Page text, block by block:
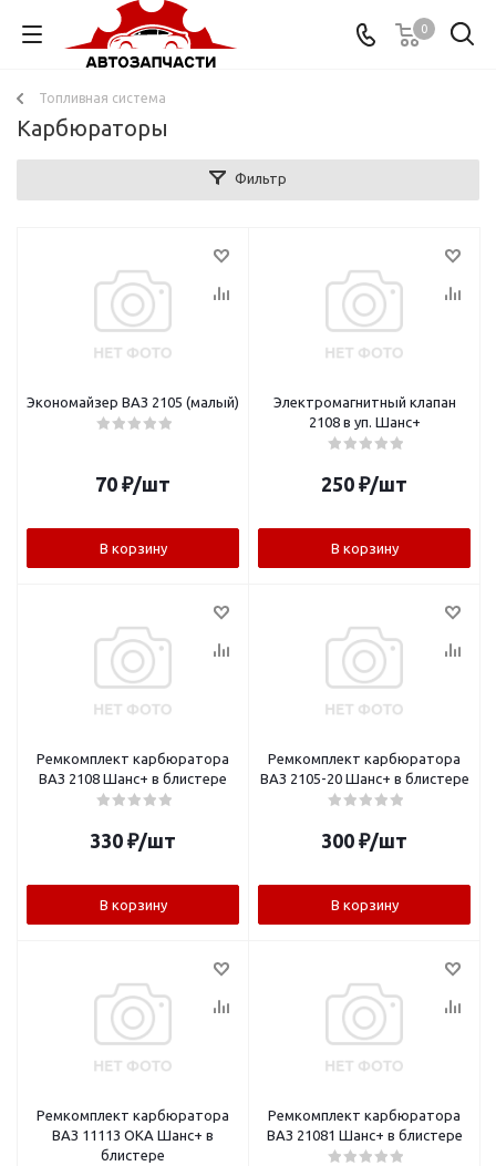
0
Топливная система
Карбюраторы
Фильтр
Экономайзер ВАЗ 2105 (малый)
70 ₽/шт
В корзину
Электромагнитный клапан
2108 в уп. Шанс+
250 ₽/шт
В корзину
Ремкомплект карбюратора
ВАЗ 2108 Шанс+ в блистере
330 ₽/шт
В корзину
Ремкомплект карбюратора
ВАЗ 2105-20 Шанс+ в блистере
300 ₽/шт
В корзину
Ремкомплект карбюратора
ВАЗ 11113 ОКА Шанс+ в
блистере
Ремкомплект карбюратора
ВАЗ 21081 Шанс+ в блистере